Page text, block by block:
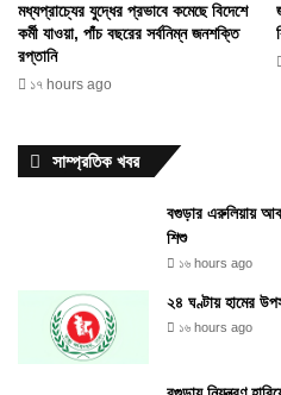
মধ্যপ্রাচ্যের যুদ্ধের প্রভাবে কমেছে বিদেশে
কর্মী যাওয়া, পাঁচ বছরের সর্বনিম্ন জনশক্তি
রপ্তানি
১৭ hours ago
সাম্প্রতিক খবর
বগুড়ার এরুলিয়ায়
শিশু
১৬ hours ago
২৪ ঘণ্টায় হামের
১৬ hours ago